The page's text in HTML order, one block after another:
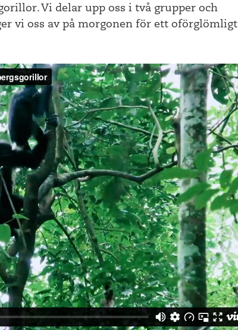
Vi delar upp oss i två grupper och
vi oss av på morgonen för ett oförglömligt